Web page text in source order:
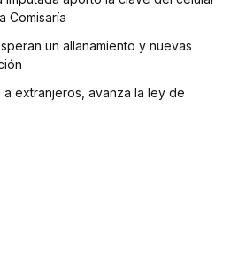
Comisaría
un allanamiento y nuevas
extranjeros, avanza la ley de